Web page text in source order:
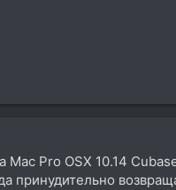
Pro OSX 10.14
принудительно